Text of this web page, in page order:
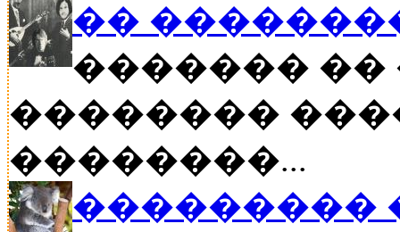
��
������� ��
��������
��������...
���������